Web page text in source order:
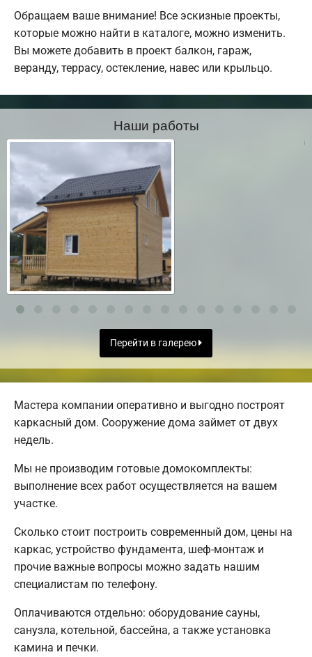
Обращаем ваше внимание! Все эскизные проекты,
которые можно найти в каталоге, можно изменить.
Вы можете добавить в проект балкон, гараж,
веранду, террасу, остекление, навес или крыльцо.
Наши работы
Перейти в галерею
Мастера компании оперативно и выгодно построят
каркасный дом. Сооружение дома займет от двух
недель.
Мы не производим готовые домокомплекты:
выполнение всех работ осуществляется на вашем
участке.
Сколько стоит построить современный дом, цены на
каркас, устройство фундамента, шеф-монтаж и
прочие важные вопросы можно задать нашим
специалистам по телефону.
Оплачиваются отдельно: оборудование сауны,
санузла, котельной, бассейна, а также установка
камина и печки.